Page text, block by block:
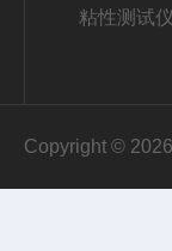
粘性测试
Copyright ©